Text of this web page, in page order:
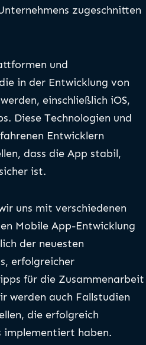
zugeschnitten
und
in der Entwicklung von
einschließlich iOS,
Diese Technologien und
Entwicklern
dass die App stabil,
ist.
uns mit verschiedenen
Mobile App-Entwicklung
der neuesten
erfolgreicher
für die Zusammenarbeit
werden auch Fallstudien
die erfolgreich
implementiert haben.